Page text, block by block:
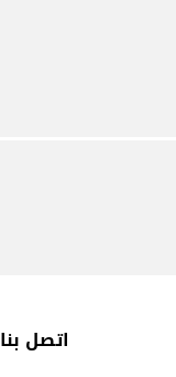
اتصل بنا